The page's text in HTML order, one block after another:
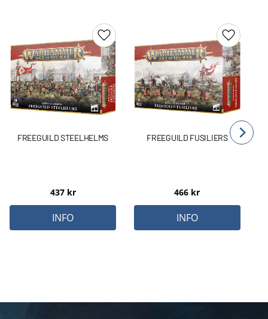
FREEGUILD STEELHELMS
437kr
Lägg till i favoriter
INFO
FREEGUILD FUSILIERS
466 kr
Lägg till
INFO